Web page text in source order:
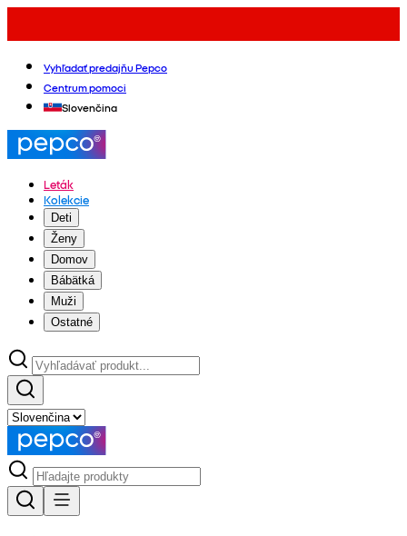
Vyhľadať predajňu Pepco
Centrum pomoci
Slovenčina
Leták
Kolekcie
Deti
Ženy
Domov
Bábätká
Muži
Ostatné